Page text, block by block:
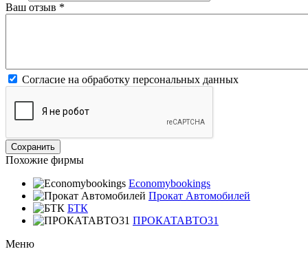
Ваш отзыв *
Согласие на обработку персональных данных
Похожие фирмы
Economybookings
Прокат Автомобилей
БТК
ПРОКАТАВТО31
Меню